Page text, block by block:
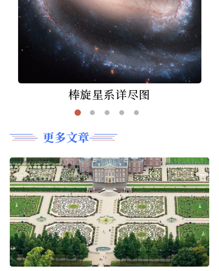
棒旋星系详尽图
更多文章